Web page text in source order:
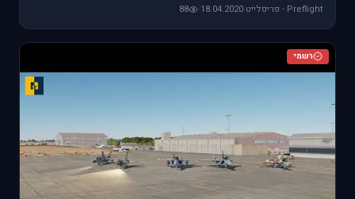
Preflight - פריפלייט ·
18.04.2020
·
88
רשמי